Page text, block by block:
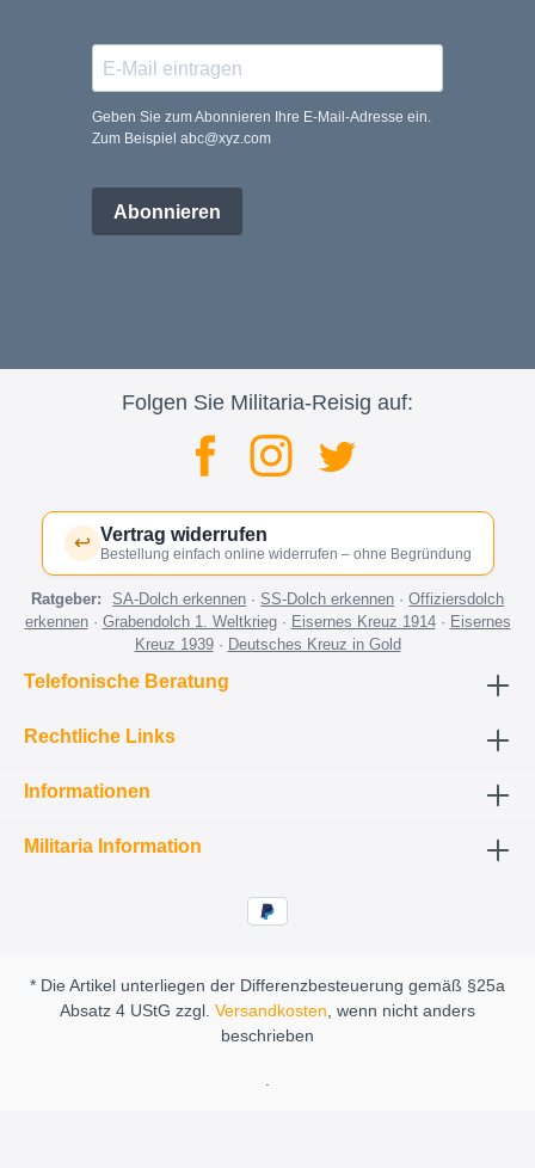
Geben Sie zum Abonnieren Ihre E-Mail-Adresse ein.
Zum Beispiel abc@xyz.com
Abonnieren
Folgen Sie Militaria-Reisig auf:
↩ Vertrag widerrufen
Bestellung einfach online widerrufen – ohne Begründung
Ratgeber: SA-Dolch erkennen ·SS-Dolch erkennen ·Offiziersdolch
erkennen· Grabendolch 1. Weltkrieg· Eisernes Kreuz 1914· Eisernes
Kreuz 1939· Deutsches Kreuz in Gold
Telefonische Beratung
Rechtliche Links
Informationen
Militaria Information
* Die Artikel unterliegen der Differenzbesteuerung gemäß §25a
Absatz 4 UStG zzgl. Versandkosten, wenn nicht anders
beschrieben
.